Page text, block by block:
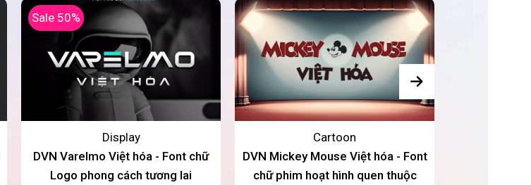
Sale 50%
Display
DVN Varelmo Việt hóa - Font chữ
Logo phong cách tương lai
Cartoon
DVN Mickey Mouse Việt hóa - Font
chữ phim hoạt hình quen thuộc